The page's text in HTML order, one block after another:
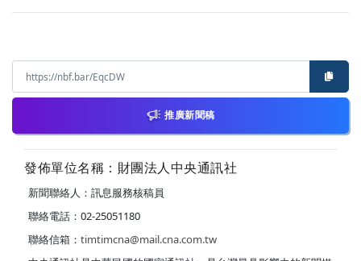
推廣新聞稿
發佈單位名稱：財團法人中央通訊社
新聞聯絡人：訊息服務核稿員
聯絡電話：02-25051180
聯絡信箱： timtimcna@mail.cna.com.tw